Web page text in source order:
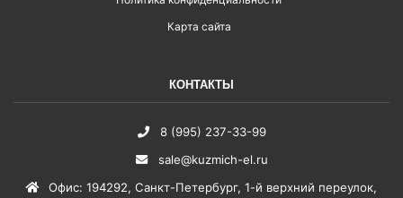
Карта сайта
КОНТАКТЫ
8 (995) 237-33-99
sale@kuzmich-el.ru
Офис: 194292, Санкт-Петербург, 1-й верхний переулок,